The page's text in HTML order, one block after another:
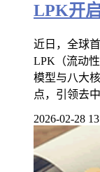
LPK开
近日，全球
LPK（流动
模型与八大
点，引领去
2026-02-28